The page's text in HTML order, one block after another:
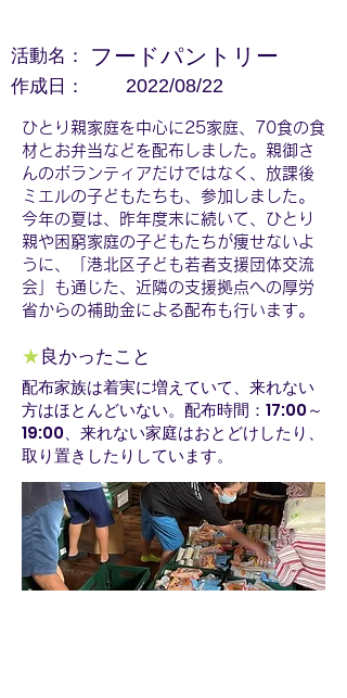
活動名： フードパントリー
作成日： 2022/08/22
ひとり親家庭を中心に25家庭、70食の食
材とお弁当などを配布しました。親御さ
んのボランティアだけではなく、放課後
ミエルの子どもたちも、参加しました。
今年の夏は、昨年度末に続いて、ひとり
親や困窮家庭の子どもたちが痩せないよ
うに、「港北区子ども若者支援団体交流
会」も通じた、近隣の支援拠点への厚労
省からの補助金による配布も行います。
★良かったこと
配布家族は着実に増えていて、来れない
方はほとんどいない。配布時間：17:00～
19:00、来れない家庭はおとどけしたり、
取り置きしたりしています。